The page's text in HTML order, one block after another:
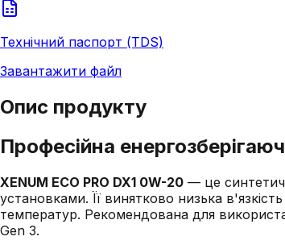
Технічний паспорт (TDS)
Завантажити файл
Опис продукту
Професійна
XENUM ECO PRO DX1 0W-20 — це
установками. Її винятково низька
температур. Рекомендована для
Gen 3.